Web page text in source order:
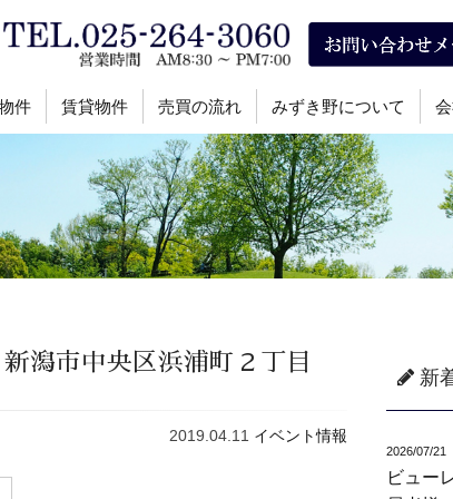
件 賃貸物件 売買の流れ みずき野について
潟市中央区浜浦町２丁目
2019.04.11 イベント情報
新
2026/07/21
ビュ